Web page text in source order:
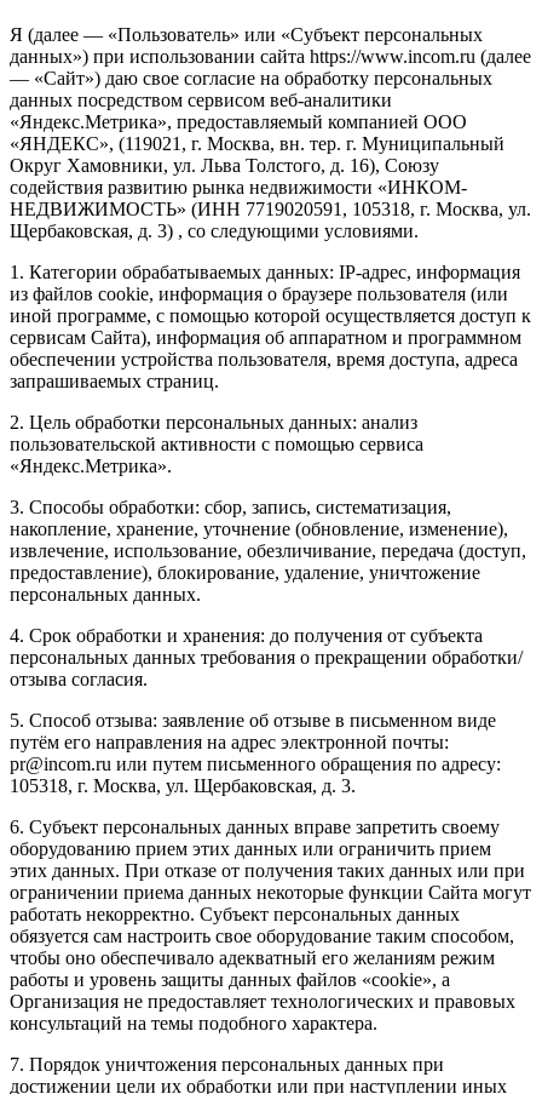
Я (далее — «Пользователь» или «Субъект персональных
данных») при использовании сайта https://www.incom.ru (далее
— «Сайт») даю свое согласие на обработку персональных
данных посредством сервисом веб-аналитики
«Яндекс.Метрика», предоставляемый компанией ООО
«ЯНДЕКС», (119021, г. Москва, вн. тер. г. Муниципальный
Округ Хамовники, ул. Льва Толстого, д. 16), Союзу
содействия развитию рынка недвижимости «ИНКОМ-
НЕДВИЖИМОСТЬ» (ИНН 7719020591, 105318, г. Москва, ул.
Щербаковская, д. 3) , со следующими условиями.
1. Категории обрабатываемых данных: IP-адрес, информация
из файлов cookie, информация о браузере пользователя (или
иной программе, с помощью которой осуществляется доступ к
сервисам Сайта), информация об аппаратном и программном
обеспечении устройства пользователя, время доступа, адреса
запрашиваемых страниц.
2. Цель обработки персональных данных: анализ
пользовательской активности с помощью сервиса
«Яндекс.Метрика».
3. Способы обработки: сбор, запись, систематизация,
накопление, хранение, уточнение (обновление, изменение),
извлечение, использование, обезличивание, передача (доступ,
предоставление), блокирование, удаление, уничтожение
персональных данных.
4. Срок обработки и хранения: до получения от субъекта
персональных данных требования о прекращении обработки/
отзыва согласия.
5. Способ отзыва: заявление об отзыве в письменном виде
путём его направления на адрес электронной почты:
pr@incom.ru или путем письменного обращения по адресу:
105318, г. Москва, ул. Щербаковская, д. 3.
6. Субъект персональных данных вправе запретить своему
оборудованию прием этих данных или ограничить прием
этих данных. При отказе от получения таких данных или при
ограничении приема данных некоторые функции Сайта могут
работать некорректно. Субъект персональных данных
обязуется сам настроить свое оборудование таким способом,
чтобы оно обеспечивало адекватный его желаниям режим
работы и уровень защиты данных файлов «cookie», а
Организация не предоставляет технологических и правовых
консультаций на темы подобного характера.
7. Порядок уничтожения персональных данных при
достижении цели их обработки или при наступлении иных